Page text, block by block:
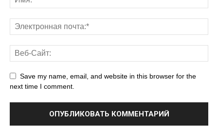
Save my name, email, and website in this browser for the
next time I comment.